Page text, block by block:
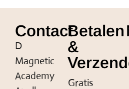
Contact
D
Magnetic
Academy
Betalen
&
Gratis